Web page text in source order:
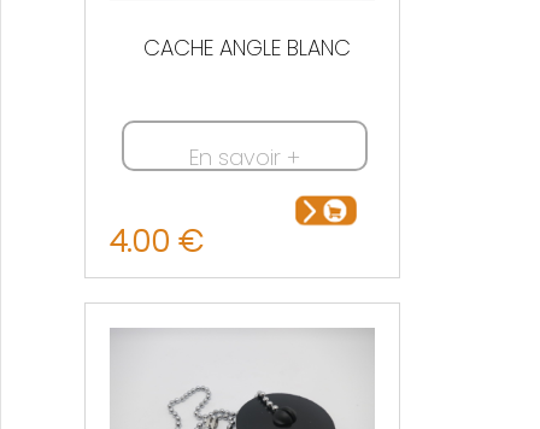
CACHE ANGLE BLANC
En savoir +
4.00 €